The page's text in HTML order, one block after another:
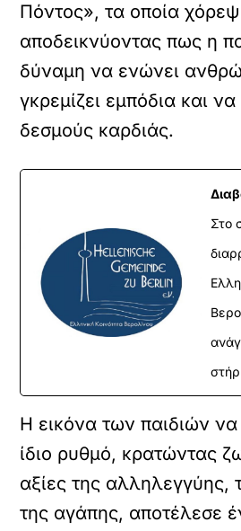
Πόντος», τα οποία
αποδεικνύοντας πως η
δύναμη να ενώνει
γκρεμίζει εμπόδια και
δεσμούς καρδιάς.
Στο
Η εικόνα των παιδιών να
ίδιο ρυθμό, κρατώντας
αξίες της αλληλεγγύης,
της αγάπης, αποτέλεσε